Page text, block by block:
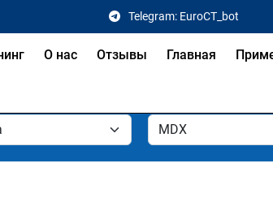
Telegram: EuroCT_bot
О нас Отзывы Главная